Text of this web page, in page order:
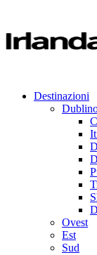
Destinazioni
Ovest
Est
Sud